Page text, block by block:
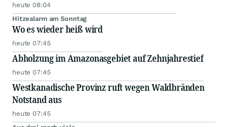
heute 08:04
Hitzealarm am Sonntag
Wo es wieder heiß wird
heute 07:45
Abholzung im Amazonasgebiet auf Zehnjahrestief
heute 07:45
Westkanadische Provinz ruft wegen Waldbränden
Notstand aus
heute 07:45